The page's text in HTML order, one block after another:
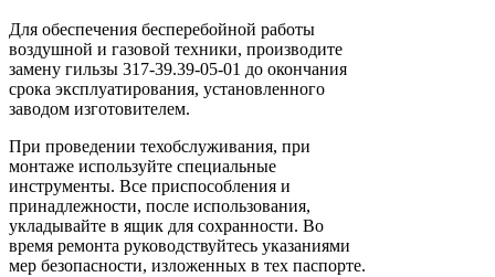
Для обеспечения бесперебойной работы
воздушной и газовой техники, производите
замену гильзы 317-39.39-05-01 до окончания
срока эксплуатирования, установленного
заводом изготовителем.
При проведении техобслуживания, при
монтаже используйте специальные
инструменты. Все приспособления и
принадлежности, после использования,
укладывайте в ящик для сохранности. Во
время ремонта руководствуйтесь указаниями
мер безопасности, изложенных в тех паспорте.